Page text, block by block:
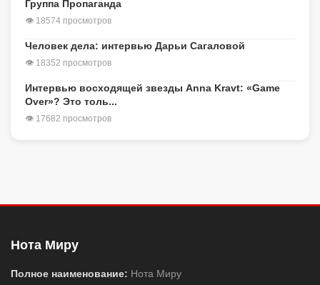
Группа Пропаганда
👁 18574 просмотров
Человек дела: интервью Дарьи Сагаловой
👁 18352 просмотров
Интервью восходящей звезды Anna Kravt: «Game
Over»? Это толь...
👁 17682 просмотров
Нота Миру
Полное наименование: Нота Миру